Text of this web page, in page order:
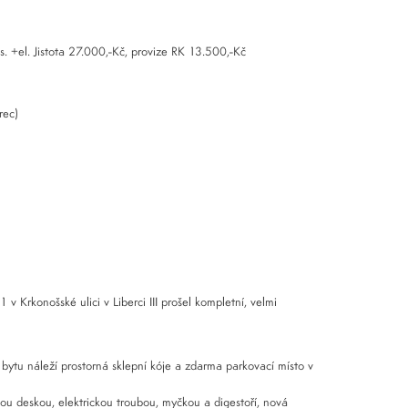
+el. Jistota 27.000,-Kč, provize RK 13.500,-Kč
Krkonošské ulici v Liberci III prošel kompletní, velmi
náleží prostorná sklepní kóje a zdarma parkovací místo v
deskou, elektrickou troubou, myčkou a digestoří, nová